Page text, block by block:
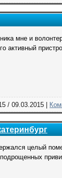
мне и
активный
/09.03.2015 |
целый